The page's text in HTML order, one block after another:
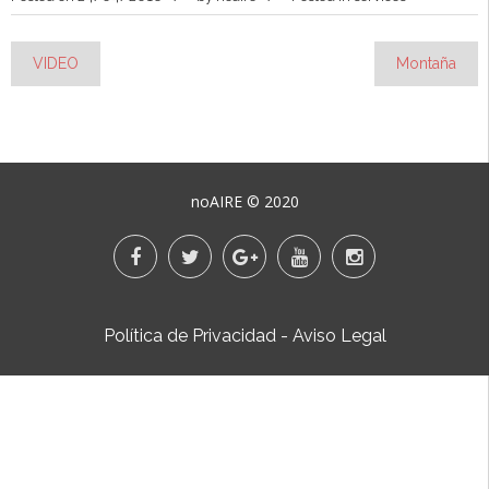
Navegación
entradas
VIDEO Montaña
noAIRE © 2020
Política de Privacidad- Aviso Legal